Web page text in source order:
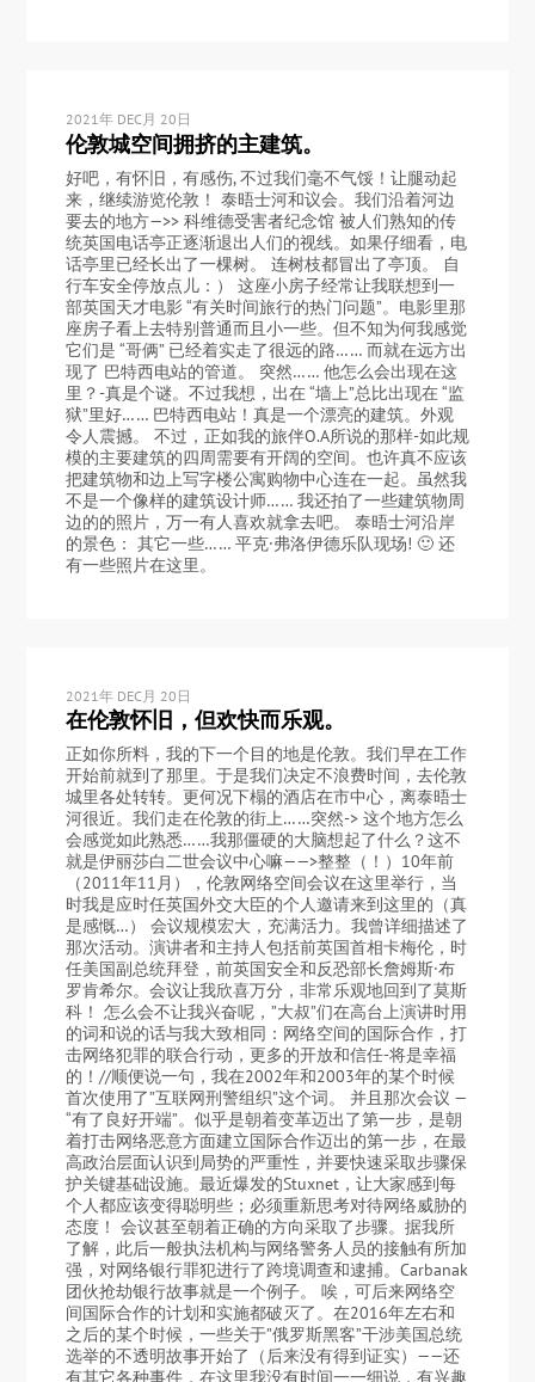
2021年 DEC月 20日
伦敦城空间拥挤的主建筑。
好吧，有怀旧，有感伤, 不过我们毫不气馁！让腿动起
来，继续游览伦敦！ 泰晤士河和议会。我们沿着河边
要去的地方—>> 科维德受害者纪念馆 被人们熟知的传
统英国电话亭正逐渐退出人们的视线。如果仔细看，电
话亭里已经长出了一棵树。 连树枝都冒出了亭顶。 自
行车安全停放点儿：） 这座小房子经常让我联想到一
部英国天才电影 “有关时间旅行的热门问题”。电影里那
座房子看上去特别普通而且小一些。但不知为何我感觉
它们是 “哥俩” 已经着实走了很远的路…… 而就在远方出
现了 巴特西电站的管道。 突然…… 他怎么会出现在这
里？-真是个谜。不过我想，出在 “墙上”总比出现在 “监
狱”里好…… 巴特西电站！真是一个漂亮的建筑。外观
令人震撼。 不过，正如我的旅伴O.A所说的那样-如此规
模的主要建筑的四周需要有开阔的空间。也许真不应该
把建筑物和边上写字楼公寓购物中心连在一起。虽然我
不是一个像样的建筑设计师…… 我还拍了一些建筑物周
边的的照片，万一有人喜欢就拿去吧。 泰晤士河沿岸
的景色： 其它一些…… 平克·弗洛伊德乐队现场! 🙂 还
有一些照片在这里。
2021年 DEC月 20日
在伦敦怀旧，但欢快而乐观。
正如你所料，我的下一个目的地是伦敦。我们早在工作
开始前就到了那里。于是我们决定不浪费时间，去伦敦
城里各处转转。更何况下榻的酒店在市中心，离泰晤士
河很近。我们走在伦敦的街上……突然-> 这个地方怎么
会感觉如此熟悉……我那僵硬的大脑想起了什么？这不
就是伊丽莎白二世会议中心嘛——>整整（！）10年前
（2011年11月），伦敦网络空间会议在这里举行，当
时我是应时任英国外交大臣的个人邀请来到这里的（真
是感慨…） 会议规模宏大，充满活力。我曾详细描述了
那次活动。演讲者和主持人包括前英国首相卡梅伦，时
任美国副总统拜登，前英国安全和反恐部长詹姆斯·布
罗肯希尔。会议让我欣喜万分，非常乐观地回到了莫斯
科！ 怎么会不让我兴奋呢，”大叔”们在高台上演讲时用
的词和说的话与我大致相同：网络空间的国际合作，打
击网络犯罪的联合行动，更多的开放和信任-将是幸福
的！//顺便说一句，我在2002年和2003年的某个时候
首次使用了”互联网刑警组织”这个词。 并且那次会议 —
“有了良好开端”。似乎是朝着变革迈出了第一步，是朝
着打击网络恶意方面建立国际合作迈出的第一步，在最
高政治层面认识到局势的严重性，并要快速采取步骤保
护关键基础设施。最近爆发的Stuxnet，让大家感到每
个人都应该变得聪明些；必须重新思考对待网络威胁的
态度！ 会议甚至朝着正确的方向采取了步骤。据我所
了解，此后一般执法机构与网络警务人员的接触有所加
强，对网络银行罪犯进行了跨境调查和逮捕。Carbanak
团伙抢劫银行故事就是一个例子。 唉，可后来网络空
间国际合作的计划和实施都破灭了。在2016年左右和
之后的某个时候，一些关于”俄罗斯黑客”干涉美国总统
选举的不透明故事开始了（后来没有得到证实）——还